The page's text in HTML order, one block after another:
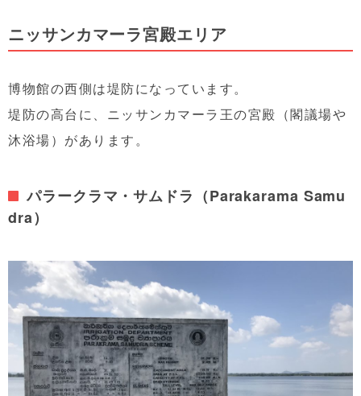
ニッサンカマーラ宮殿エリア
博物館の西側は堤防になっています。
堤防の高台に、ニッサンカマーラ王の宮殿（閣議場や
沐浴場）があります。
パラークラマ・サムドラ（Parakarama Samu
dra）